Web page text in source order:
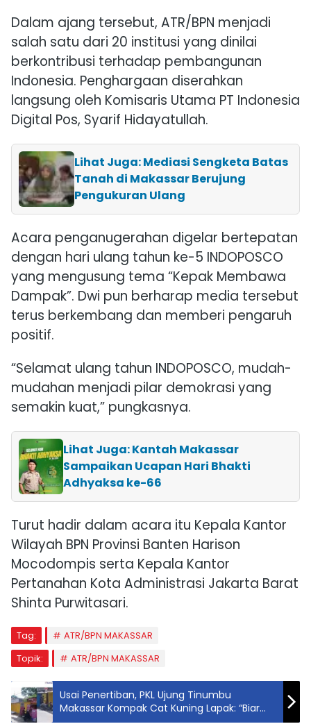
Dalam ajang tersebut, ATR/BPN menjadi
salah satu dari 20 institusi yang dinilai
berkontribusi terhadap pembangunan
Indonesia. Penghargaan diserahkan
langsung oleh Komisaris Utama PT Indonesia
Digital Pos, Syarif Hidayatullah.
Lihat Juga: Mediasi Sengketa Batas
Tanah di Makassar Berujung
Pengukuran Ulang
Acara penganugerahan digelar bertepatan
dengan hari ulang tahun ke-5 INDOPOSCO
yang mengusung tema “Kepak Membawa
Dampak”. Dwi pun berharap media tersebut
terus berkembang dan memberi pengaruh
positif.
“Selamat ulang tahun INDOPOSCO, mudah-
mudahan menjadi pilar demokrasi yang
semakin kuat,” pungkasnya.
Lihat Juga: Kantah Makassar
Sampaikan Ucapan Hari Bhakti
Adhyaksa ke-66
Turut hadir dalam acara itu Kepala Kantor
Wilayah BPN Provinsi Banten Harison
Mocodompis serta Kepala Kantor
Pertanahan Kota Administrasi Jakarta Barat
Shinta Purwitasari.
Tag:
ATR/BPN MAKASSAR
Topik:
ATR/BPN MAKASSAR
Usai Penertiban, PKL Ujung Tinumbu
Makassar Kompak Cat Kuning Lapak: “Biar